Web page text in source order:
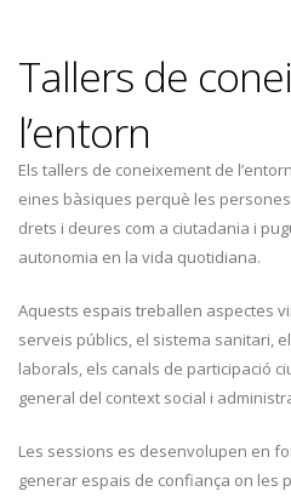
Tallers de
l’entorn
Els tallers de coneixement de
eines bàsiques perquè les
drets i deures com a ciutadania i
autonomia en la vida quotidiana.
Aquests espais treballen aspectes
serveis públics, el sistema sanitari,
laborals, els canals de participació
general del context social i
Les sessions es desenvolupen en
generar espais de confiança on les